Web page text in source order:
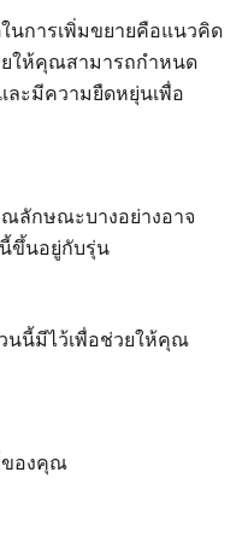
นการเพิ่มขยายคือแนวคิด
ให้คุณสามารถกำหนด
ละมีความยืดหยุ่นเพื่อ
ลักษณะบางอย่างอาจ
ขึ้นอยู่กับรุ่น
นนี้มีไว้เพื่อช่วยให้คุณ
ของคุณ